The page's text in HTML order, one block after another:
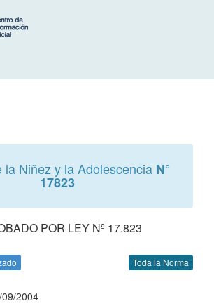
la Niñez y la Adolescencia N°
17823
POR LEY Nº 17.823
Toda la Norma
2004